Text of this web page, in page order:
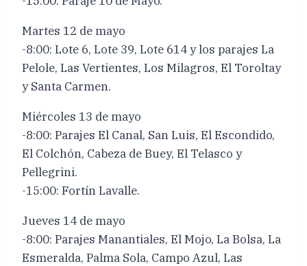
Martes 12 de mayo
-8:00: Lote 6, Lote 39, Lote 614 y los parajes La
Pelole, Las Vertientes, Los Milagros, El Toroltay
y Santa Carmen.
Miércoles 13 de mayo
-8:00: Parajes El Canal, San Luis, El Escondido,
El Colchón, Cabeza de Buey, El Telasco y
Pellegrini.
-15:00: Fortín Lavalle.
Jueves 14 de mayo
-8:00: Parajes Manantiales, El Mojo, La Bolsa, La
Esmeralda, Palma Sola, Campo Azul, Las